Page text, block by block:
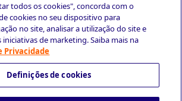
77
todos os cookies", concorda com o
cookies no seu dispositivo para
no site, analisar a utilização do site e
iniciativas de marketing. Saiba mais na
Privacidade
Definições de cookies